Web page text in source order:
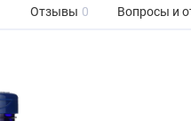
Отзывы 0 Вопросы и